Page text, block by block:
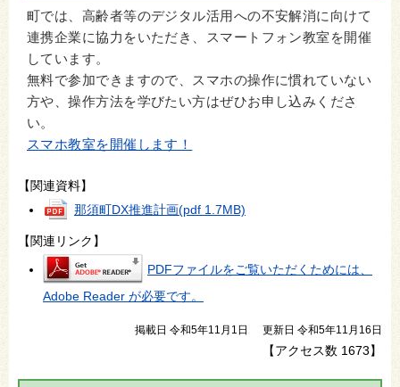
町では、高齢者等のデジタル活用への不安解消に向けて
連携企業に協力をいただき、スマートフォン教室を開催
しています。
無料で参加できますので、スマホの操作に慣れていない
方や、操作方法を学びたい方はぜひお申し込みくださ
い。
スマホ教室を開催します！
【関連資料】
那須町DX推進計画(pdf 1.7MB)
【関連リンク】
PDFファイルをご覧いただくためには、
Adobe Reader が必要です。
掲載日 令和5年11月1日 更新日 令和5年11月16日
【アクセス数 1673】